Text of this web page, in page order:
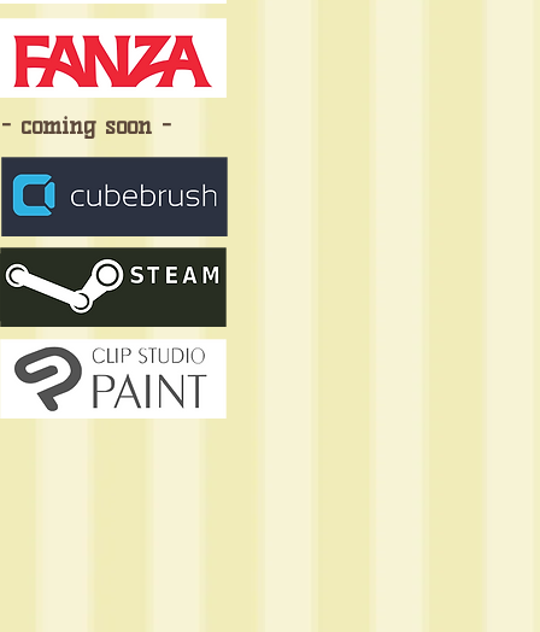
- coming soon -